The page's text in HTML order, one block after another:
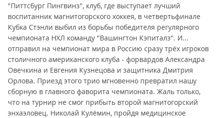
"Питтсбург Пингвинз", клуб, где выступает лучший
воспитанник магнитогорского хоккея, в четвертьфинале
Кубка Стэнли выбил из борьбы победителя регулярного
чемпионата НХЛ команду "Вашингтон Кэпиталз". И...
отправил на чемпионат мира в Россию сразу трёх игроков
столичного американского клуба - форвардов Александра
Овечкина и Евгения Кузнецова и защитника Дмитрия
Орлова. Приезд этого трио мгновенно превратил нашу
сборную в главного фаворита чемпионата. Жаль только,
что на турнир не смог прибыть второй магнитогорский
энхаэловец. Николай Кулёмин, пройдя медицинское